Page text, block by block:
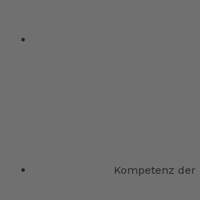
Kompetenz